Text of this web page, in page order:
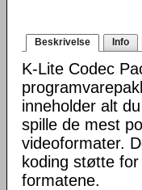
Beskrivelse Info
K-Lite Codec
inneholder alt
spille de mest
videoformater.
koding støtte
formatene.